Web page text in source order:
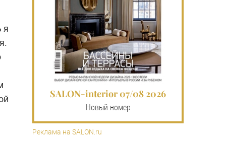
я
SALON-interior 07/08 2026
Новый номер
Реклама на SALON.ru